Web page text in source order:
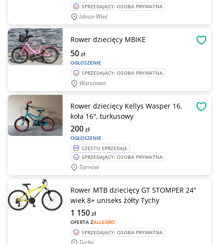
SPRZEDAJĄCY: OSOBA PRYWATNA
Izbica-Wieś
Rower dziecięcy MBIKE
OGŁOSZENIE
50zł
SPRZEDAJĄCY: OSOBA PRYWATNA
Warszawa
Rower dziecięcy Kellys Wasper 16,
koła 16", turkusowy
OGŁOSZENIE
200zł
CZĘSTO SPRZEDAJE
SPRZEDAJĄCY: OSOBA PRYWATNA
Tarnów
Rower MTB dziecięcy GT STOMPER 24"
wiek 8+ uniseks żółty Tychy
OFERTA ZALLEGRO
1 150zł
SPRZEDAJĄCY: OSOBA PRYWATNA
Tychy